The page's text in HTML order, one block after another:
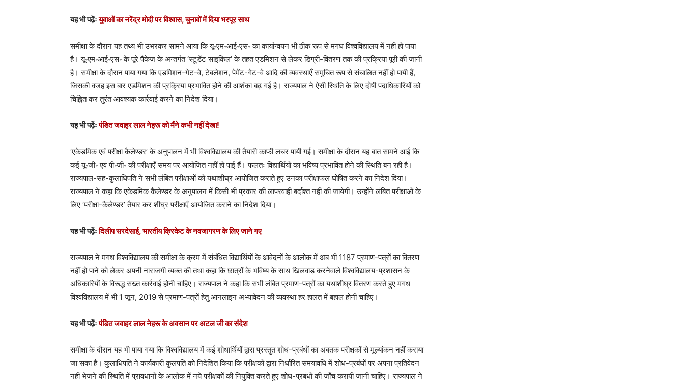
यह भी पढ़ेंःयुवाओं का नरेंद्र मोदी पर विश्वास, चुनावों में दिया भरपूर साथ
समीक्षा के दौरान यह तथ्य भी उभरकर सामने आया कि यू॰एम॰आई॰एस॰ का कार्यान्वयन भी ठीक रूप से मगध विश्वविद्यालय में नहीं हो पाया
है। यू॰एम॰आई॰एस॰ के पूरे पैकेज के अन्तर्गत ‘स्टूडेंट साइकिल’ के तहत एडमिशन से लेकर डिग्री-वितरण तक की प्रक्रिया पूरी की जानी
है। समीक्षा के दौरान पाया गया कि एडमिशन-गेट-वे, टेबलेशन, पेमेंट-गेट-वे आदि की व्यवस्थाएँ समुचित रूप से संचालित नहीं हो पायी हैं,
जिसकी वजह इस बार एडमिशन की प्रक्रिया प्रभावित होने की आशंका बढ़ गई है। राज्यपाल ने ऐसी स्थिति के लिए दोषी पदाधिकारियों को
चिह्नित कर तुरंत आवश्यक कार्रवाई करने का निदेश दिया।
यह भी पढ़ेंःपंडित जवाहर लाल नेहरू को मैंने कभी नहीं देखा!
‘एकेडमिक एवं परीक्षा कैलेण्डर’ के अनुपालन में भी विश्वविद्यालय की तैयारी काफी लचर पायी गई। समीक्षा के दौरान यह बात सामने आई कि
कई यू॰जी॰ एवं पी॰जी॰ की परीक्षाएँ समय पर आयोजित नहीं हो पाई हैं। फलतः विद्यार्थियों का भविष्य प्रभावित होने की स्थिति बन रही है।
राज्यपाल-सह-कुलाधिपति ने सभी लंबित परीक्षाओं को यथाशीघ्र आयोजित कराते हुए उनका परीक्षाफल घोषित करने का निदेश दिया।
राज्यपाल ने कहा कि एकेडमिक कैलेण्डर के अनुपालन में किसी भी प्रकार की लापरवाही बर्दाश्त नहीं की जायेगी। उन्होंने लंबित परीक्षाओं के
लिए ‘परीक्षा-कैलेण्डर’ तैयार कर शीघ्र परीक्षाएँ आयोजित कराने का निदेश दिया।
यह भी पढ़ेंःदिलीप सरदेसाई, भारतीय क्रिकेट के नवजागरण के लिए जाने गए
राज्यपाल ने मगध विश्वविद्यालय की समीक्षा के क्रम में संबंधित विद्यार्थियों के आवेदनों के आलोक में अब भी 1187 प्रमाण-पत्रों का वितरण
नहीं हो पाने को लेकर अपनी नाराजगी व्यक्त की तथा कहा कि छात्रों के भविष्य के साथ खिलवाड़ करनेवाले विश्वविद्यालय-प्रशासन के
अधिकारियों के विरूद्ध सख्त कार्रवाई होनी चाहिए। राज्यपाल ने कहा कि सभी लंबित प्रमाण-पत्रों का यथाशीघ्र वितरण करते हुए मगध
विश्वविद्यालय में भी 1 जून, 2019 से प्रमाण-पत्रों हेतु आनलाइन अभ्यावेदन की व्यवस्था हर हालत में बहाल होनी चाहिए।
यह भी पढ़ेंःपंडित जवाहर लाल नेहरू के अवसान पर अटल जी का संदेश
समीक्षा के दौरान यह भी पाया गया कि विश्वविद्यालय में कई शोधार्थियों द्वारा प्रस्तुत शोध-प्रबंधों का अबतक परीक्षकों से मूल्यांकन नहीं कराया
जा सका है। कुलाधिपति ने कार्यकारी कुलपति को निदेशित किया कि परीक्षकों द्वारा निर्धारित समयावधि में शोध-प्रबंधों पर अपना प्रतिवेदन
नहीं भेजने की स्थिति में प्रावधानों के आलोक में नये परीक्षकों की नियुक्ति करते हुए शोध-प्रबंधों की जाँच करायी जानी चाहिए। राज्यपाल ने